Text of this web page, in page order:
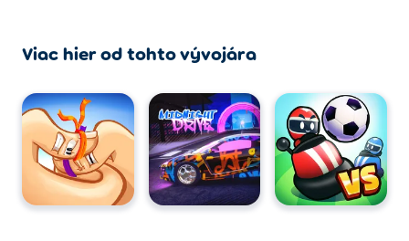
Viac hier od tohto vývojára